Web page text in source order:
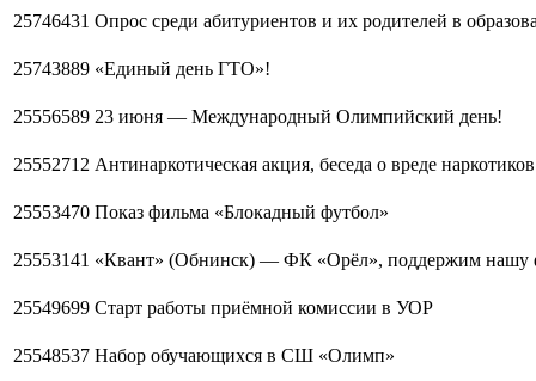
25746431 Опрос среди абитуриентов и их родителей в
25743889 «Единый день ГТО»!
25556589 23 июня — Международный Олимпийский день!
25552712 Антинаркотическая акция, беседа о вреде
25553470 Показ фильма «Блокадный футбол»
25553141 «Квант» (Обнинск) — ФК «Орёл», поддержим нашу
25549699 Старт работы приёмной комиссии в УОР
25548537 Набор обучающихся в СШ «Олимп»